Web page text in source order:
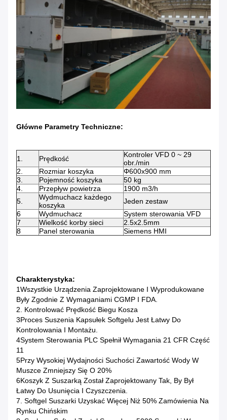
Główne Parametry Techniczne:
1. Prędkość
Kontroler VFD 0 ~ 29
obr./min
2.
Rozmiar koszyka
Φ600x900 mm
3.
Pojemność koszyka
50 kg
4.
Przepływ powietrza
1900 m3/h
5.
Wydmuchacz każdego
koszyka
Jeden zestaw
6
Wydmuchacz
System sterowania VFD
7
Wielkość korby sieci
2.5x2.5mm
8
Panel sterowania Siemens HMI
Charakterystyka:
1Wszystkie Urządzenia Zaprojektowane I Wyprodukowane
Były Zgodnie Z Wymaganiami CGMP I FDA.
2. Kontrolować Prędkość Biegu Kosza
3Proces Suszenia Kapsułek Softgelu Jest Łatwy Do
Kontrolowania I Montażu.
4System Sterowania PLC Spełnił Wymagania 21 CFR Część
11
5Przy Wysokiej Wydajności Suchości Zawartość Wody W
Muszce Zmniejszy Się O 20%
6Koszyk Z Suszarką Został Zaprojektowany Tak, By Był
Łatwy Do Usunięcia I Czyszczenia.
7. Softgel Suszarki Uzyskać Więcej Niż 50% Zamówienia Na
Rynku Chińskim